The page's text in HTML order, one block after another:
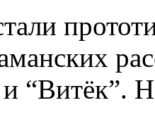
“Витёк”.